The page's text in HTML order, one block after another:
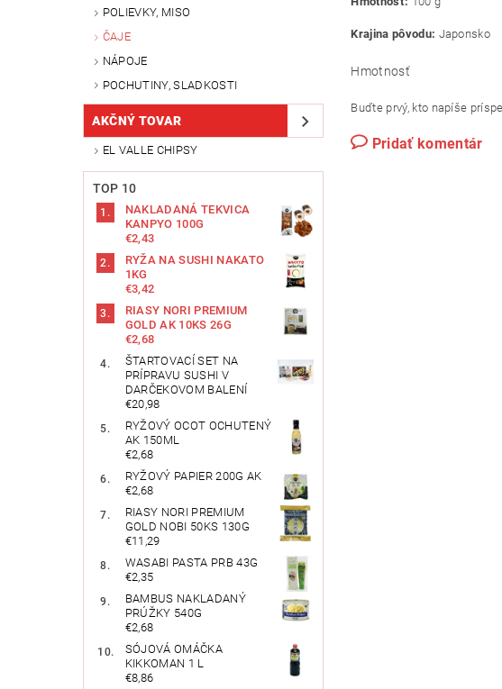
POLIEVKY, MISO
ČAJE
NÁPOJE
POCHUTINY, SLADKOSTI
AKČNÝ TOVAR
EL VALLE CHIPSY
TOP 10
NAKLADANÁ TEKVICA
KANPYO 100G
€2,43
RYŽA NA SUSHI NAKATO
1KG
€3,42
RIASY NORI PREMIUM
GOLD AK 10KS 26G
€2,68
ŠTARTOVACÍ SET NA
PRÍPRAVU SUSHI V
DARČEKOVOM BALENÍ
€20,98
RYŽOVÝ OCOT OCHUTENÝ
AK 150ML
€2,68
RYŽOVÝ PAPIER 200G AK
€2,68
RIASY NORI PREMIUM
GOLD NOBI 50KS 130G
€11,29
WASABI PASTA PRB 43G
€2,35
BAMBUS NAKLADANÝ
PRÚŽKY 540G
€2,68
SÓJOVÁ OMÁČKA
KIKKOMAN 1 L
€8,86
Krajina pôvodu: Japonsko
Hmotnosť
Buďte prvý, kto napíše
Pridať komentár